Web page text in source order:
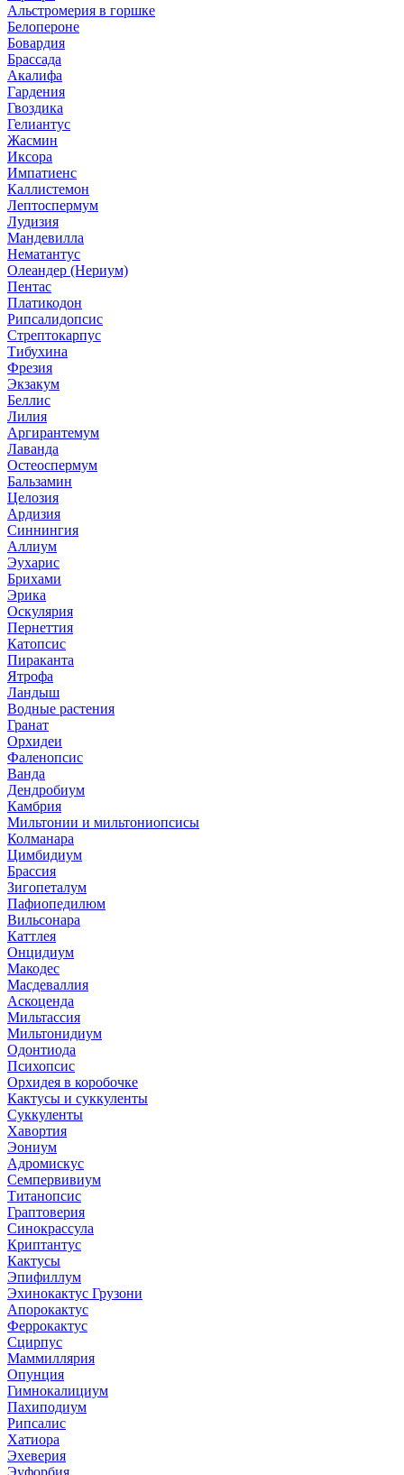
Альстромерия в горшке
Белопероне
Бовардия
Брассада
Акалифа
Гардения
Гвоздика
Гелиантус
Жасмин
Иксора
Импатиенс
Каллистемон
Лептоспермум
Лудизия
Мандевилла
Нематантус
Олеандер (Нериум)
Пентас
Платикодон
Рипсалидопсис
Стрептокарпус
Тибухина
Фрезия
Экзакум
Беллис
Лилия
Аргирантемум
Лаванда
Остеоспермум
Бальзамин
Целозия
Ардизия
Синнингия
Аллиум
Эухарис
Брихами
Эрика
Оскулярия
Пернеттия
Катопсис
Пираканта
Ятрофа
Ландыш
Водные растения
Гранат
Орхидеи
Фаленопсис
Ванда
Дендробиум
Камбрия
Мильтонии и мильтониопсисы
Колманара
Цимбидиум
Брассия
Зигопеталум
Пафиопедилюм
Вильсонара
Каттлея
Онцидиум
Макодес
Масдеваллия
Аскоценда
Мильтассия
Мильтонидиум
Одонтиода
Психопсис
Орхидея в коробочке
Кактусы и суккуленты
Суккуленты
Хавортия
Эониум
Адромискус
Семпервивиум
Титанопсис
Граптоверия
Синокрассула
Криптантус
Кактусы
Эпифиллум
Эхинокактус Грузони
Апорокактус
Феррокактус
Сцирпус
Маммиллярия
Опунция
Гимнокалициум
Пахиподиум
Рипсалис
Хатиора
Эхеверия
Эуфорбия